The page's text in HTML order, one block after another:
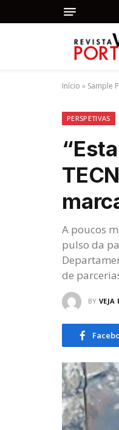
Início » Sample
PERSPETIVAS
A poucos
pulso da
de
BY VEJA